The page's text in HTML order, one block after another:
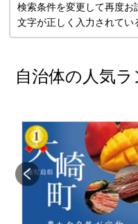
検索条件を変更して再度お
文字が正しく入力されて
自治体の人気